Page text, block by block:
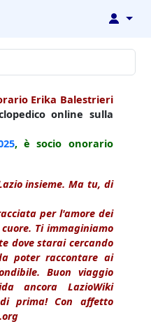
↓
Erika Balestrieri
online sulla
, è socio onorario
insieme. Ma tu, di
per l'amore dei
Ti immaginiamo
dove starai cercando
poter raccontare ai
Buon viaggio
ancora LazioWiki
prima! Con affetto